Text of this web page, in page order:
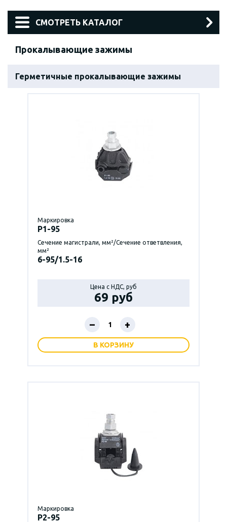
СМОТРЕТЬ КАТАЛОГ
Прокалывающие зажимы
Герметичные прокалывающие зажимы
Маркировка
P1-95
Сечение магистрали, мм²/Сечение ответвления,
мм²
6-95/1.5-16
Цена с НДС, руб
69 руб
– +
В КОРЗИНУ
Маркировка
P2-95